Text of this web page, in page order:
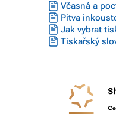
Včasná a
Pitva
Jak vybrat
Tiskařský